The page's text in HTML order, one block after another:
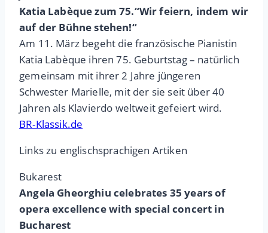
Katia Labèque zum 75.“Wir feiern, indem wir
auf der Bühne stehen!“
Am 11. März begeht die französische Pianistin
Katia Labèque ihren 75. Geburtstag – natürlich
gemeinsam mit ihrer 2 Jahre jüngeren
Schwester Marielle, mit der sie seit über 40
Jahren als Klavierdo weltweit gefeiert wird.
BR-Klassik.de
Links zu englischsprachigen Artiken
Bukarest
Angela Gheorghiu celebrates 35 years of
opera excellence with special concert in
Bucharest